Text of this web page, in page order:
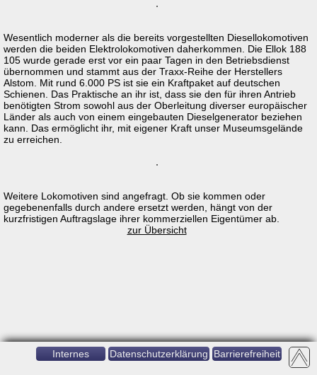
Wesentlich moderner als die bereits vorgestellten Diesellokomotiven
werden die beiden Elektrolokomotiven daherkommen. Die Ellok 188
105 wurde gerade erst vor ein paar Tagen in den Betriebsdienst
übernommen und stammt aus der Traxx-Reihe der Herstellers
Alstom. Mit rund 6.000 PS ist sie ein Kraftpaket auf deutschen
Schienen. Das Praktische an ihr ist, dass sie den für ihren Antrieb
benötigten Strom sowohl aus der Oberleitung diverser europäischer
Länder als auch von einem eingebauten Dieselgenerator beziehen
kann. Das ermöglicht ihr, mit eigener Kraft unser Museumsgelände
zu erreichen.
Weitere Lokomotiven sind angefragt. Ob sie kommen oder
gegebenenfalls durch andere ersetzt werden, hängt von der
kurzfristigen Auftragslage ihrer kommerziellen Eigentümer ab.
zur Übersicht
Internes Datenschutzerklärung Barrierefreiheit